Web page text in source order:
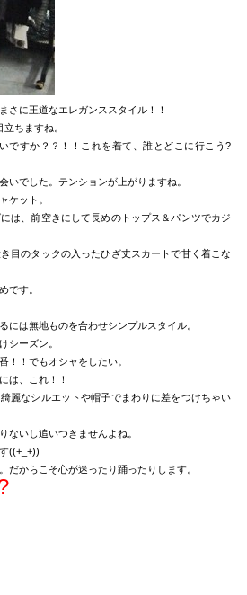
さに王道なエレガンススタイル！！
ちますね。
ですか？？！！これを着て、誰とどこに行こう?
いでした。テンションが上がりますね。
ケット。
は、前空きにして長めのトップス＆パンツでカジ
目のタックの入ったひざ丈スカートで甘く着こな
です。
には無地ものを合わせシンプルスタイル。
シーズン。
！！でもオシャをしたい。
は、これ！！
麗なシルエットや帽子でまわりに差をつけちゃい
ないし追いつきませんよね。
((+_+))
だからこそ心が迷ったり踊ったりします。